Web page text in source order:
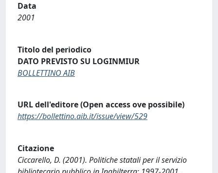
Data
2001
Titolo del periodico
DATO PREVISTO SU LOGINMIUR
BOLLETTINO AIB
URL dell'editore (Open access ove possibile)
https://bollettino.aib.it/issue/view/529
Citazione
Ciccarello, D. (2001). Politiche statali per il servizio